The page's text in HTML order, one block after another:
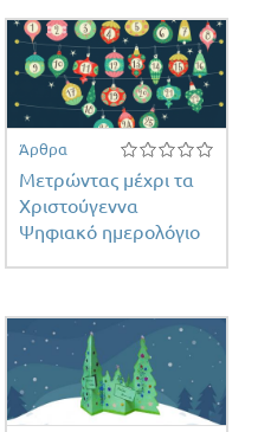
Άρθρα
Μετρώντας μέχρι τα
Χριστούγεννα
Ψηφιακό ημερολόγιο